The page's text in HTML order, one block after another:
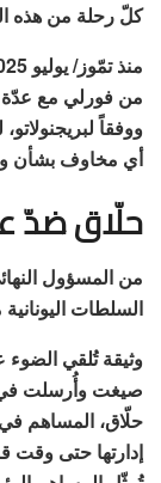
كلّ رحلة من هذه
ووفقاً
أي مخاوف بشأن
حلّاق ضدّ
من المسؤول
السلطات
وثيقة تُلقي
حلّاق، المساهم
إدارتها حتى وقت